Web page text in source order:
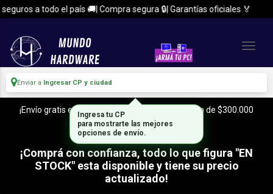
a todo el país 🚚| Compra segura 🔒| Garantías oficiales 🏅
Enviar a Ingresar CP y ciudad
¡Envío gratis en CABA y Zona Sur, con tu compra de $300.000
o mas!
¡Comprá con confianza, todo lo que figura "EN
STOCK" esta disponible y tiene su precio
actualizado!
Ingresa tu CP
para mostrarte las mejores
opciones de envío.